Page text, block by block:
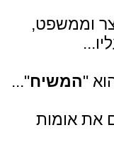
וממשפט,
"המשיח"...
את אומות